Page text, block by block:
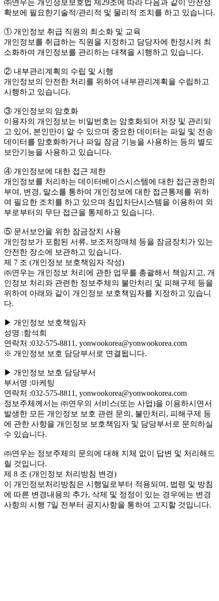
㈜연우는 개인정보보호법 제29조에 따라 다음과 같이 안전성
확보에 필요한기술적/관리적 및 물리적 조치를 하고 있습니다.
① 개인정보 취급 직원의 최소화 및 교육
개인정보를 취급하는 직원을 지정하고 담당자에 한정시켜 최
소화하여 개인정보를 관리하는 대책을 시행하고 있습니다.
② 내부관리계획의 수립 및 시행
개인정보의 안전한 처리를 위하여 내부관리계획을 수립하고
시행하고 있습니다.
③ 개인정보의 암호화
이용자의 개인정보는 비밀번호는 암호화되어 저장 및 관리되
고 있어, 본인만이 알 수 있으며 중요한 데이터는 파일 및 전송
데이터를 암호화하거나 파일 잠금 기능을 사용하는 등의 별도
보안기능을 사용하고 있습니다.
④ 개인정보에 대한 접근 제한
개인정보를 처리하는 데이터베이스시스템에 대한 접근권한의
부여, 변경, 말소를 통하여 개인정보에 대한 접근통제를 위하
여 필요한 조치를 하고 있으며 침입차단시스템을 이용하여 외
부로부터의 무단 접근을 통제하고 있습니다.
⑤ 문서보안을 위한 잠금장치 사용
개인정보가 포함된 서류, 보조저장매체 등을 잠금장치가 있는
안전한 장소에 보관하고 있습니다.
제 7 조 (개인정보 보호책임자 작성)
㈜연우는 개인정보 처리에 관한 업무를 총괄해서 책임지고, 개
인정보 처리와 관련한 정보주체의 불만처리 및 피해구제 등을
위하여 아래와 같이 개인정보 보호책임자를 지정하고 있습니
다.
▶ 개인정보 보호책임자
성명 :함석희
연락처 :032-575-8811, yonwookorea@yonwookorea.com
※ 개인정보 보호 담당부서로 연결됩니다.
▶ 개인정보 보호 담당부서
부서명 :마케팅
연락처 :032-575-8811, yonwookorea@yonwookorea.com
정보주체께서는 ㈜연우의 서비스(또는 사업)을 이용하시면서
발생한 모든 개인정보 보호 관련 문의, 불만처리, 피해구제 등
에 관한 사항을 개인정보 보호책임자 및 담당부서로 문의하실
수 있습니다.
㈜연우는 정보주체의 문의에 대해 지체 없이 답변 및 처리해드
릴 것입니다.
제 8 조 (개인정보 처리방침 변경)
이 개인정보처리방침은 시행일로부터 적용되며, 법령 및 방침
에 따른 변경내용의 추가, 삭제 및 정정이 있는 경우에는 변경
사항의 시행 7일 전부터 공지사항을 통하여 고지할 것입니다.